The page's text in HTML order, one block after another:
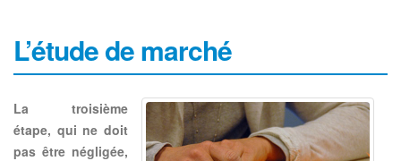
L’étude de marché
La troisième
étape, qui ne doit
pas être négligée,